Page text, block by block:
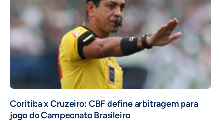
Coritiba x Cruzeiro: CBF define arbitragem para
jogo do Campeonato Brasileiro